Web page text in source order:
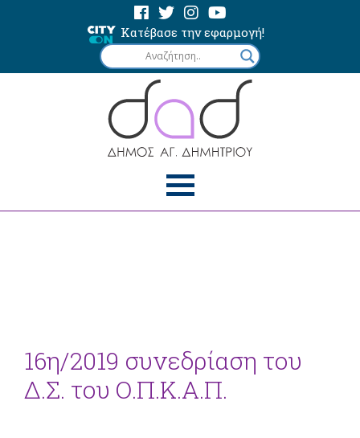
Κατέβασε την εφαρμογή!
16η/2019 συνεδρίαση του
Δ.Σ. του Ο.Π.Κ.Α.Π.